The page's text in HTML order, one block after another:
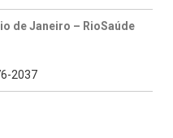
de Janeiro – RioSaúde
2037